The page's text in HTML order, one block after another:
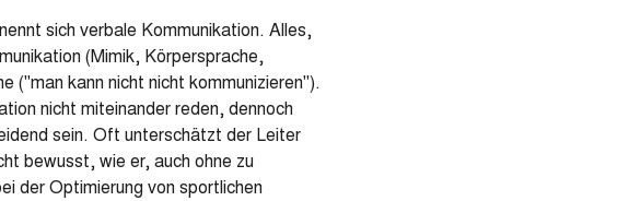
sich verbale Kommunikation. Alles,
(Mimik, Körpersprache,
("man kann nicht nicht kommunizieren").
nicht miteinander reden, dennoch
sein. Oft unterschätzt der Leiter
bewusst, wie er, auch ohne zu
der Optimierung von sportlichen